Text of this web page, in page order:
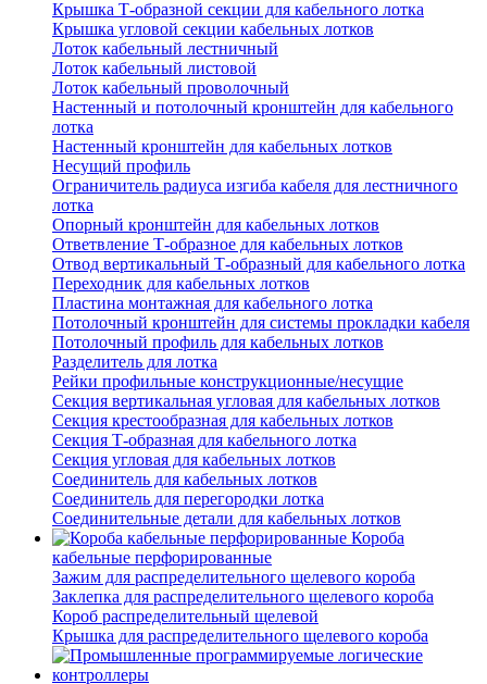
Крышка Т-образной секции для кабельного лотка
Крышка угловой секции кабельных лотков
Лоток кабельный лестничный
Лоток кабельный листовой
Лоток кабельный проволочный
Настенный и потолочный кронштейн для кабельного
лотка
Настенный кронштейн для кабельных лотков
Несущий профиль
Ограничитель радиуса изгиба кабеля для лестничного
лотка
Опорный кронштейн для кабельных лотков
Ответвление Т-образное для кабельных лотков
Отвод вертикальный Т-образный для кабельного лотка
Переходник для кабельных лотков
Пластина монтажная для кабельного лотка
Потолочный кронштейн для системы прокладки кабеля
Потолочный профиль для кабельных лотков
Разделитель для лотка
Рейки профильные конструкционные/несущие
Секция вертикальная угловая для кабельных лотков
Секция крестообразная для кабельных лотков
Секция Т-образная для кабельного лотка
Секция угловая для кабельных лотков
Соединитель для кабельных лотков
Соединитель для перегородки лотка
Соединительные детали для кабельных лотков
Короба
кабельные перфорированные
Зажим для распределительного щелевого короба
Заклепка для распределительного щелевого короба
Короб распределительный щелевой
Крышка для распределительного щелевого короба